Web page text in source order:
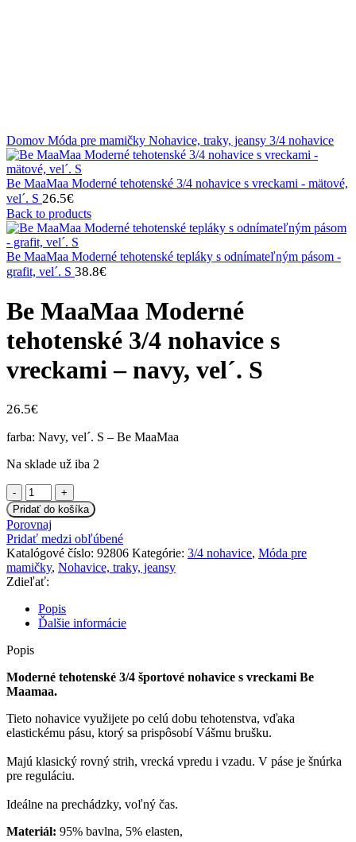
Domov Móda pre mamičky Nohavice, traky, jeansy 3/4 nohavice
Be MaaMaa Moderné tehotenské 3/4 nohavice s vreckami - mätové,
vel´. S 26.5€
Back to products
Be MaaMaa Moderné tehotenské tepláky s odnímateľným pásom -
grafit, vel´. S 38.8€
Be MaaMaa Moderné
tehotenské 3/4 nohavice s
vreckami – navy, vel´. S
26.5€
farba: Navy, vel´. S – Be MaaMaa
Na sklade už iba 2
množstvo
Be
MaaMaa
Moderné
tehotenské
3/4
nohavice
s
vreckami
-
navy,
vel
S
Pridať do košíka
Porovnaj
Pridať medzi obľúbené
Katalógové číslo: 92806 Kategórie: 3/4 nohavice, Móda pre
mamičky, Nohavice, traky, jeansy
Zdieľať:
Popis
Ďalšie informácie
Popis
Moderné tehotenské 3/4 športové nohavice s vreckami Be
Maamaa.
Tieto nohavice využijete po celú dobu tehotenstva, vďaka
elastickému pásu, ktorý sa prispôsobí Vášmu brušku.
Majú klasický rovný strih, vrecká vpredu i vzadu. V páse je šnúrka
pre reguláciu.
Ideálne na prechádzky, voľný čas.
Materiál: 95% bavlna, 5% elasten,